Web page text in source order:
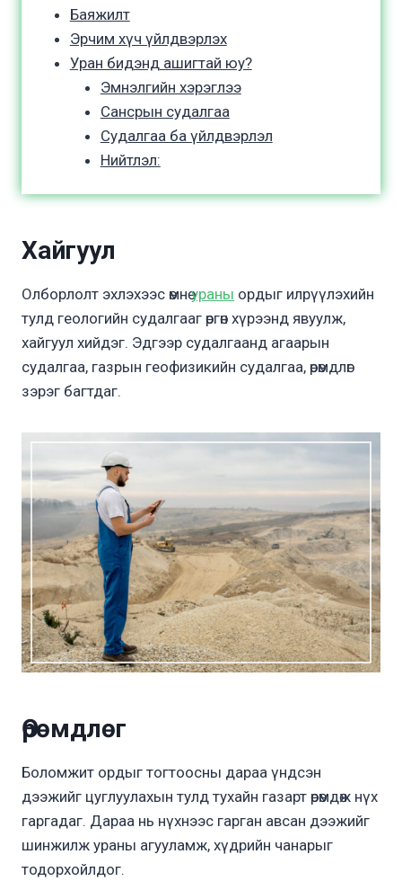
Баяжилт
Эрчим хүч үйлдвэрлэх
Уран бидэнд ашигтай юу?
Эмнэлгийн хэрэглээ
Сансрын судалгаа
Судалгаа ба үйлдвэрлэл
Нийтлэл:
Хайгуул
Олборлолт эхлэхээс өмнөураны ордыг илрүүлэхийн
тулд геологийн судалгааг өргөн хүрээнд явуулж,
хайгуул хийдэг. Эдгээр судалгаанд агаарын
судалгаа, газрын геофизикийн судалгаа, өрөмдлөг
зэрэг багтдаг.
Өрөмдлөг
Боломжит ордыг тогтоосны дараа үндсэн
дээжийг цуглуулахын тулд тухайн газарт өрөмдөж нүх
гаргадаг. Дараа нь нүхнээс гарган авсан дээжийг
шинжилж ураны агууламж, хүдрийн чанарыг
тодорхойлдог.